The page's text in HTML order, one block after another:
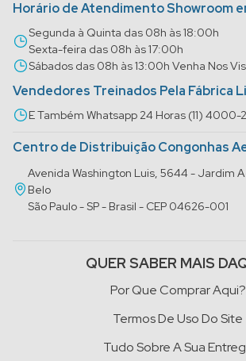
Horário de Atendimento Showroom
Segunda à Quinta das 08h às 18:00h
Sexta-feira das 08h às 17:00h
Sábados das 08h às 13:00h Venha Nos
Vendedores Treinados Pela Fábrica
E Também Whatsapp 24 Horas (11) 4000-
Centro de Distribuição Congonhas
Avenida Washington Luis, 5644 - Jardim
Belo
São Paulo - SP - Brasil - CEP 04626-001
QUER SABER MAIS
Por Que Comprar Aqui?
Termos De Uso Do Site
Tudo Sobre A Sua